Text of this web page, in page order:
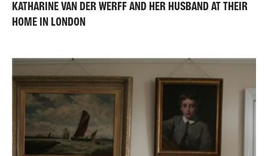
KATHARINE VAN DER WERFF AND HER HUSBAND AT THEIR
HOME IN LONDON